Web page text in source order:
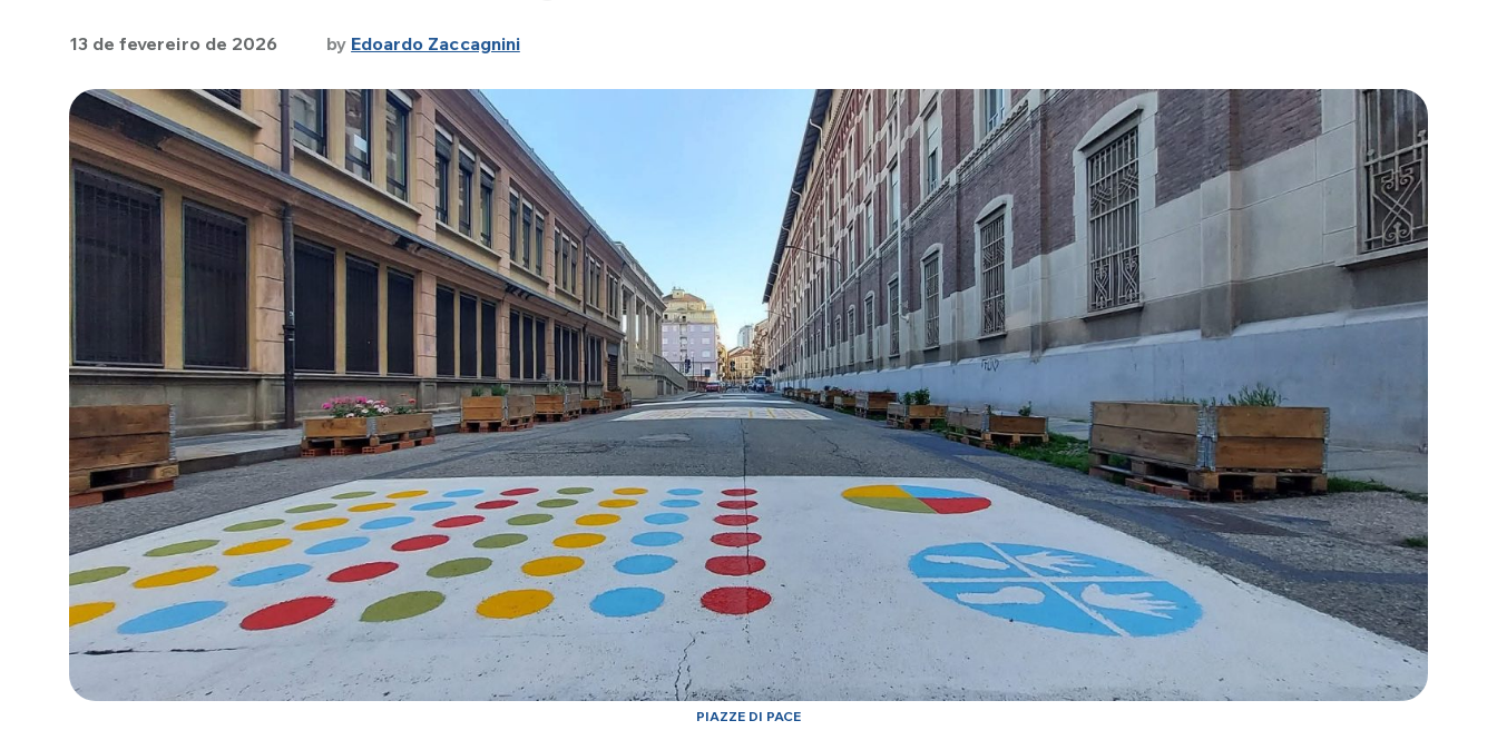
13 de fevereiro de 2026 by Edoardo Zaccagnini
PIAZZE DI PACE